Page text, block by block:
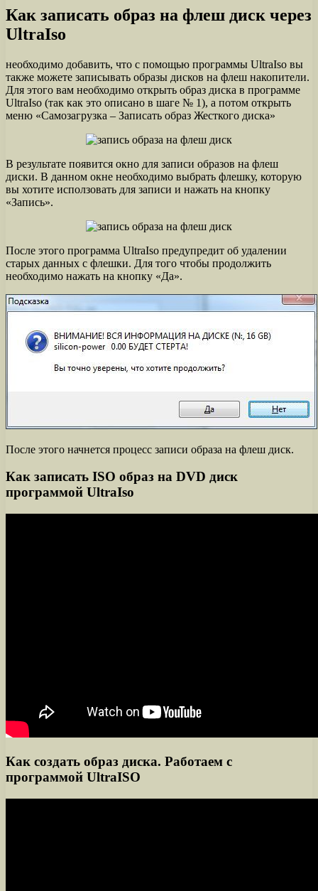
Как записать образ на флеш диск через
UltraIso
необходимо добавить, что с помощью программы UltraIso вы
также можете записывать образы дисков на флеш накопители.
Для этого вам необходимо открыть образ диска в программе
UltraIso (так как это описано в шаге № 1), а потом открыть
меню «Самозагрузка – Записать образ Жесткого диска»
В результате появится окно для записи образов на флеш
диски. В данном окне необходимо выбрать флешку, которую
вы хотите исползовать для записи и нажать на кнопку
«Запись».
После этого программа UltraIso предупредит об удалении
старых данных с флешки. Для того чтобы продолжить
необходимо нажать на кнопку «Да».
После этого начнется процесс записи образа на флеш диск.
Как записать ISO образ на DVD диск
программой UltraIso
Как создать образ диска. Работаем с
программой UltraISO